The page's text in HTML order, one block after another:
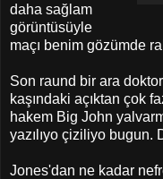
daha sağlam
görüntüsüyle
maçı benim gözümde
Son raund bir ara
kaşındaki açıktan çok
hakem Big John
yazılıyo çiziliyo bugun.
Jones'dan ne kadar